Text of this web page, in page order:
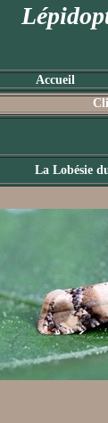
Accueil
La Lobésie